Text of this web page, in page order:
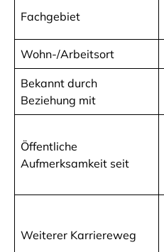
Fachgebiet
Wohn-/Arbeitsort
Bekannt durch
Beziehung mit
Öffentliche
Aufmerksamkeit seit
Weiterer Karriereweg